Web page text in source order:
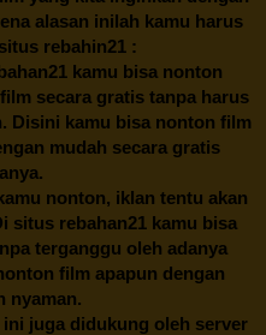
alasan inilah kamu harus
rebahin21 :
kamu bisa nonton
secara gratis tanpa harus
Disini kamu bisa nonton film
mudah secara gratis
nonton, iklan tentu akan
situs rebahan21 kamu bisa
terganggu oleh adanya
film apapun dengan
nyaman.
juga didukung oleh server